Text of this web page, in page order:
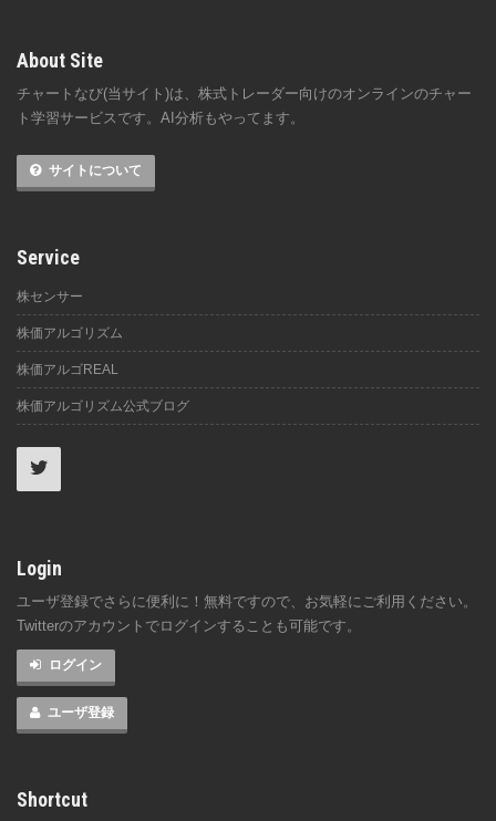
About Site
チャートなび(当サイト)は、株式トレーダー向けのオンラインのチャー
ト学習サービスです。AI分析もやってます。
サイトについて
Service
株センサー
株価アルゴリズム
株価アルゴREAL
株価アルゴリズム公式ブログ
Login
ユーザ登録でさらに便利に！無料ですので、お気軽にご利用ください。
Twitterのアカウントでログインすることも可能です。
ログイン
ユーザ登録
Shortcut